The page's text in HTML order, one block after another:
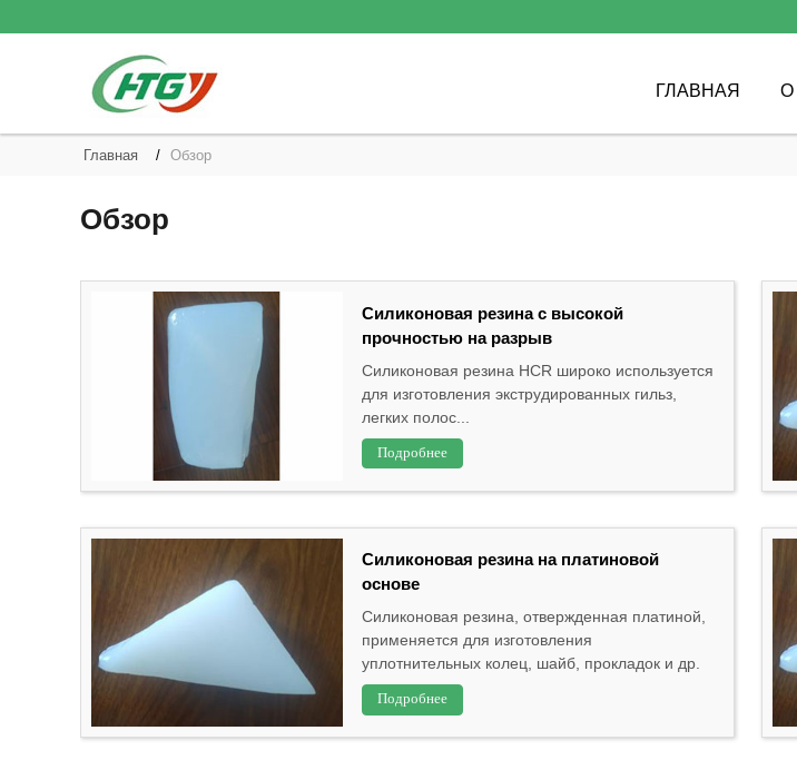
ГЛАВНАЯ О
Главная Обзор
Обзор
Силиконовая резина с высокой
прочностью на разрыв
Силиконовая резина HCR широко используется
для изготовления экструдированных гильз,
легких полос...
Подробнее
Силиконовая резина на платиновой
основе
Силиконовая резина, отвержденная платиной,
применяется для изготовления
уплотнительных колец, шайб, прокладок и др.
Подробнее